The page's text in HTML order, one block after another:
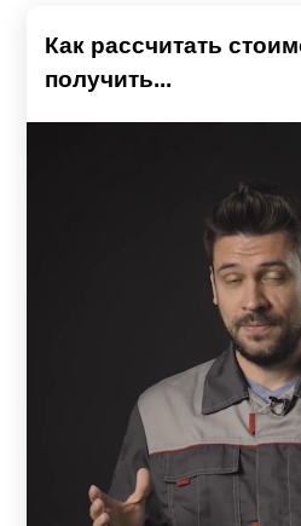
Как рассчитать
получить...